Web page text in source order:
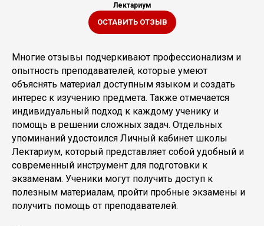
Лектариум
ОСТАВИТЬ ОТЗЫВ
Многие отзывы подчеркивают профессионализм и
опытность преподавателей, которые умеют
объяснять материал доступным языком и создать
интерес к изучению предмета. Также отмечается
индивидуальный подход к каждому ученику и
помощь в решении сложных задач. Отдельных
упоминаний удостоился Личный кабинет школы
Лектариум, который представляет собой удобный и
современный инструмент для подготовки к
экзаменам. Ученики могут получить доступ к
полезным материалам, пройти пробные экзамены и
получить помощь от преподавателей.